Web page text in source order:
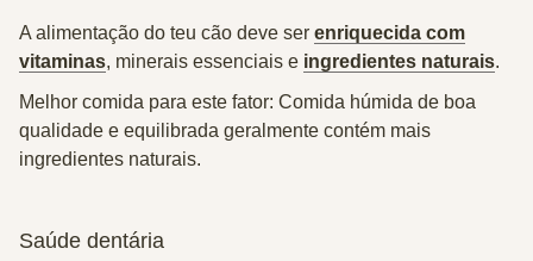
A alimentação do teu cão deve ser enriquecida com
vitaminas, minerais essenciais e ingredientes naturais.
Melhor comida para este fator: Comida húmida de boa
qualidade e equilibrada geralmente contém mais
ingredientes naturais.
Saúde dentária